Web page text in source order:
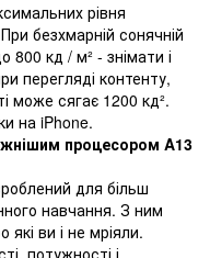
рівня
безхмарній сонячній
800 кд / м² - знімати і
перегляді контенту,
може сягає 1200 кд².
на iPhone.
процесором A13
для більш
навчання. З ним
які ви і не мріяли.